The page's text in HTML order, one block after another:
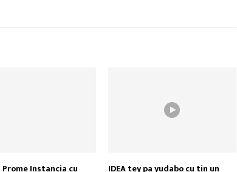
Instancia cu IDEA tey pa yudabo cu tin un